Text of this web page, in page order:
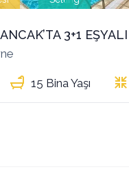
15 Bina Yaşı